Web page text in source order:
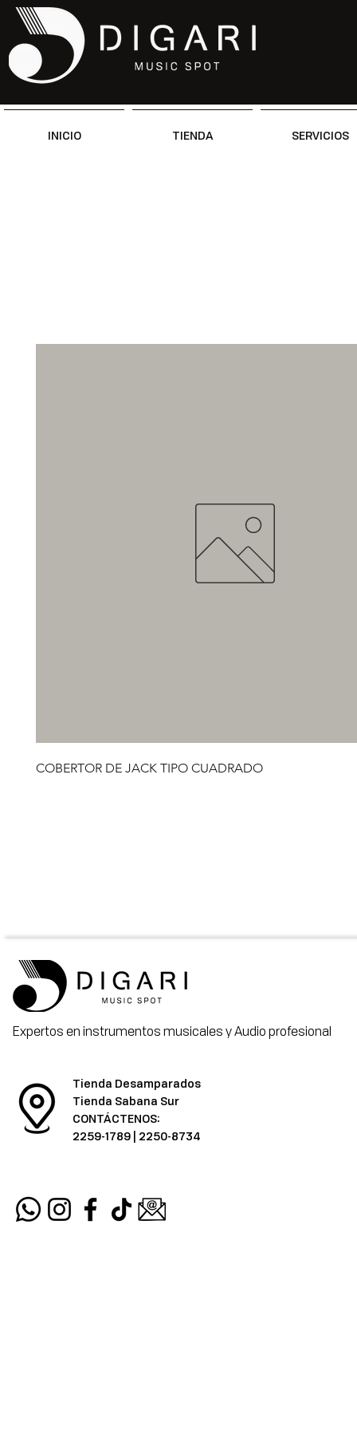
INICIO TIENDA SERVICIOS
COBERTOR DE JACK TIPO CUADRADO
Expertos en instrumentos musicales y Audio profesional
Tienda Desamparados
Tienda Sabana Sur
CONTÁCTENOS:
2259-1789 | 2250-8734